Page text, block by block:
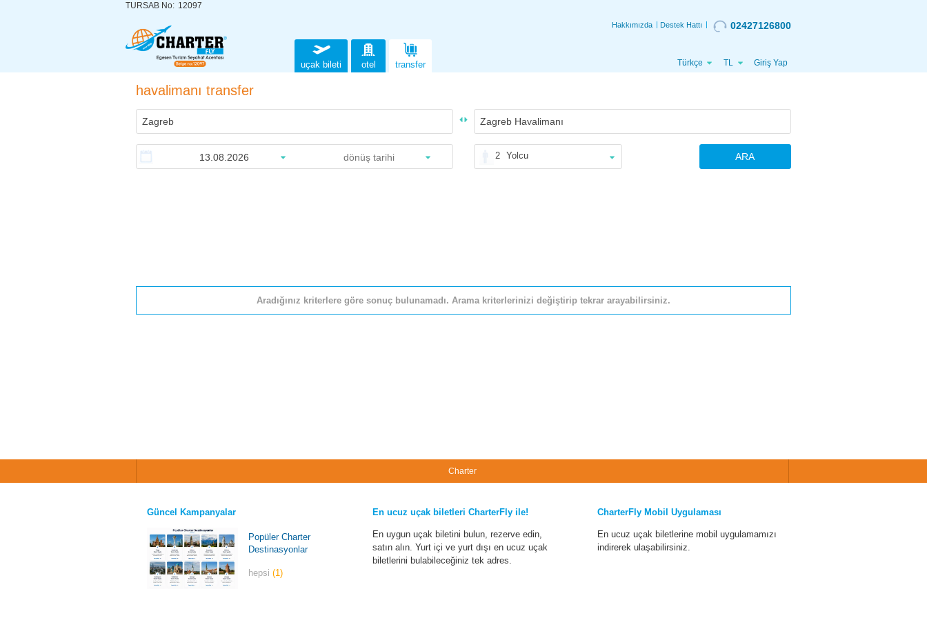
TURSAB No: 12097
Hakkımızda Destek Hattı 02427126800
uçak bileti otel transfer Türkçe TL Giriş Yap
havalimanı transfer
2 Yolcu ARA
Aradığınız kriterlere göre sonuç bulunamadı. Arama kriterlerinizi değiştirip tekrar arayabilirsiniz.
Charter
Güncel Kampanyalar
Popüler Charter
Destinasyonlar
hepsi(1)
En ucuz uçak biletleri CharterFly ile!
En uygun uçak biletini bulun, rezerve edin,
satın alın. Yurt içi ve yurt dışı en ucuz uçak
biletlerini bulabileceğiniz tek adres.
CharterFly Mobil Uygulaması
En ucuz uçak biletlerine mobil uygulamamızı
indirerek ulaşabilirsiniz.